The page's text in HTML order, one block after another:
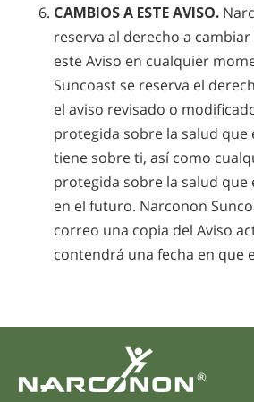
CAMBIOS A ESTE AVISO.
reserva al derecho a
este Aviso en cualquier
Suncoast se reserva el
el aviso revisado o
protegida sobre la salud que
tiene sobre ti, así como
protegida sobre la salud que
en el futuro. Narconon
correo una copia del Aviso
contendrá una fecha en que
®